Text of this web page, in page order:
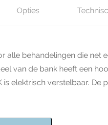
Opties
alle behandelingen die net
van de bank heeft een
is elektrisch verstelbaar. De